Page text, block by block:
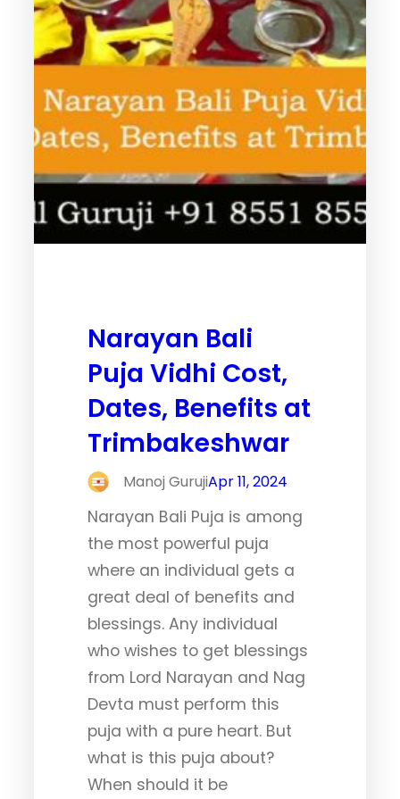
Narayan Bali
Puja Vidhi Cost,
Dates, Benefits at
Trimbakeshwar
Manoj GurujiApr 11, 2024
Narayan Bali Puja is among
the most powerful puja
where an individual gets a
great deal of benefits and
blessings. Any individual
who wishes to get blessings
from Lord Narayan and Nag
Devta must perform this
puja with a pure heart. But
what is this puja about?
When should it be